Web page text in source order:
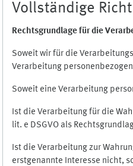
Vollständige
Rechtsgrundlage für die
Soweit wir für die
Verarbeitung
Soweit eine Verarbeitung
Ist die Verarbeitung für die
lit. e DSGVO als
Ist die Verarbeitung zur
erstgenannte Interesse nicht,